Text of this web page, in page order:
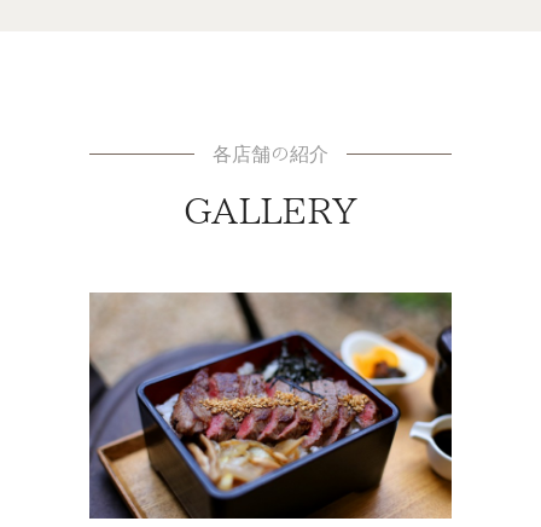
各店舗の紹介
GALLERY
OKUNO Gallery
牛ステーキ おく乃